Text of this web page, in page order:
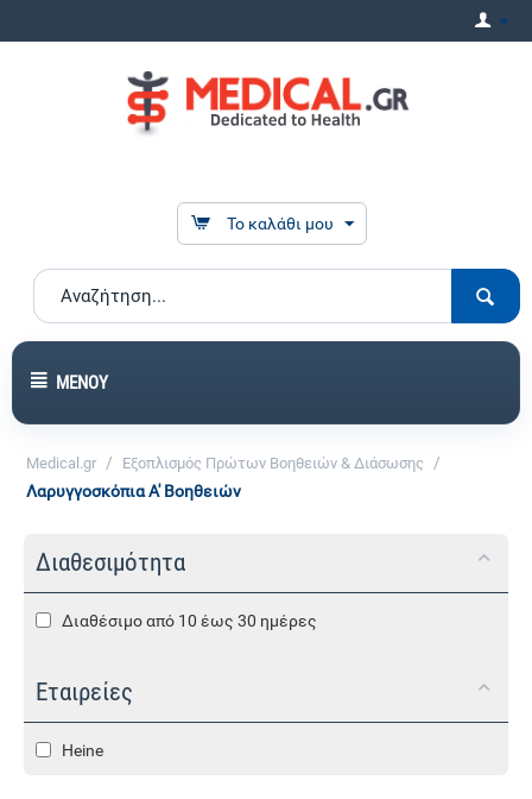
Το καλάθι μου
ΜΕΝΟΎ
Medical.gr / Εξοπλισμός Πρώτων Βοηθειών & Διάσωσης
/
Λαρυγγοσκόπια Α' Βοηθειών
Διαθεσιμότητα
Διαθέσιμο από 10 έως 30 ημέρες
Εταιρείες
Heine